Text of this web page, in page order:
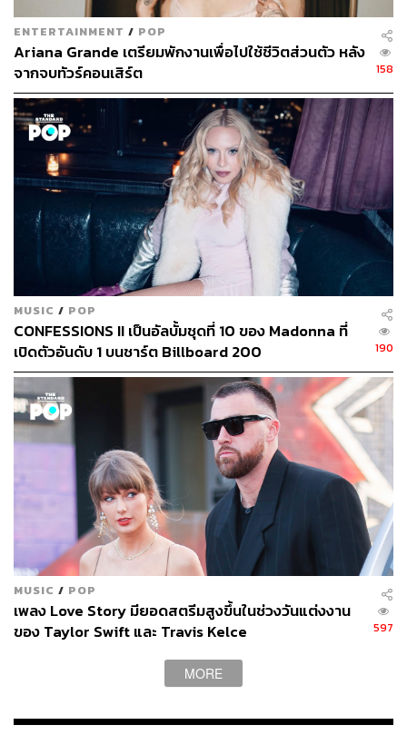
ENTERTAINMENT / POP
Ariana Grande เตรียมพักงานเพื่อไปใช้ชีวิตส่วนตัว หลัง
จากจบทัวร์คอนเสิร์ต
158
MUSIC / POP
CONFESSIONS II เป็นอัลบั้มชุดที่ 10 ของ Madonna ที่
เปิดตัวอันดับ 1 บนชาร์ต Billboard 200
190
MUSIC / POP
เพลง Love Story มียอดสตรีมสูงขึ้นในช่วงวันแต่งงาน
ของ Taylor Swift และ Travis Kelce
597
MORE